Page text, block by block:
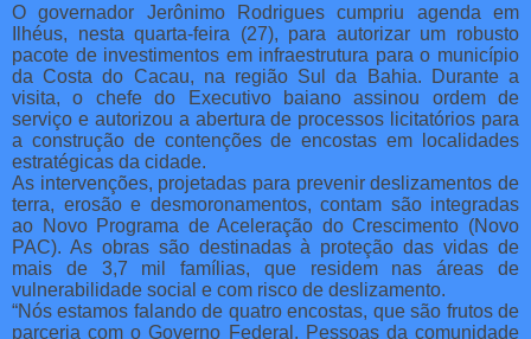
O governador Jerônimo Rodrigues cumpriu agenda em
Ilhéus, nesta quarta-feira (27), para autorizar um robusto
pacote de investimentos em infraestrutura para o município
da Costa do Cacau, na região Sul da Bahia. Durante a
visita, o chefe do Executivo baiano assinou ordem de
serviço e autorizou a abertura de processos licitatórios para
a construção de contenções de encostas em localidades
estratégicas da cidade.
As intervenções, projetadas para prevenir deslizamentos de
terra, erosão e desmoronamentos, contam são integradas
ao Novo Programa de Aceleração do Crescimento (Novo
PAC). As obras são destinadas à proteção das vidas de
mais de 3,7 mil famílias, que residem nas áreas de
vulnerabilidade social e com risco de deslizamento.
“Nós estamos falando de quatro encostas, que são frutos de
parceria com o Governo Federal. Pessoas da comunidade